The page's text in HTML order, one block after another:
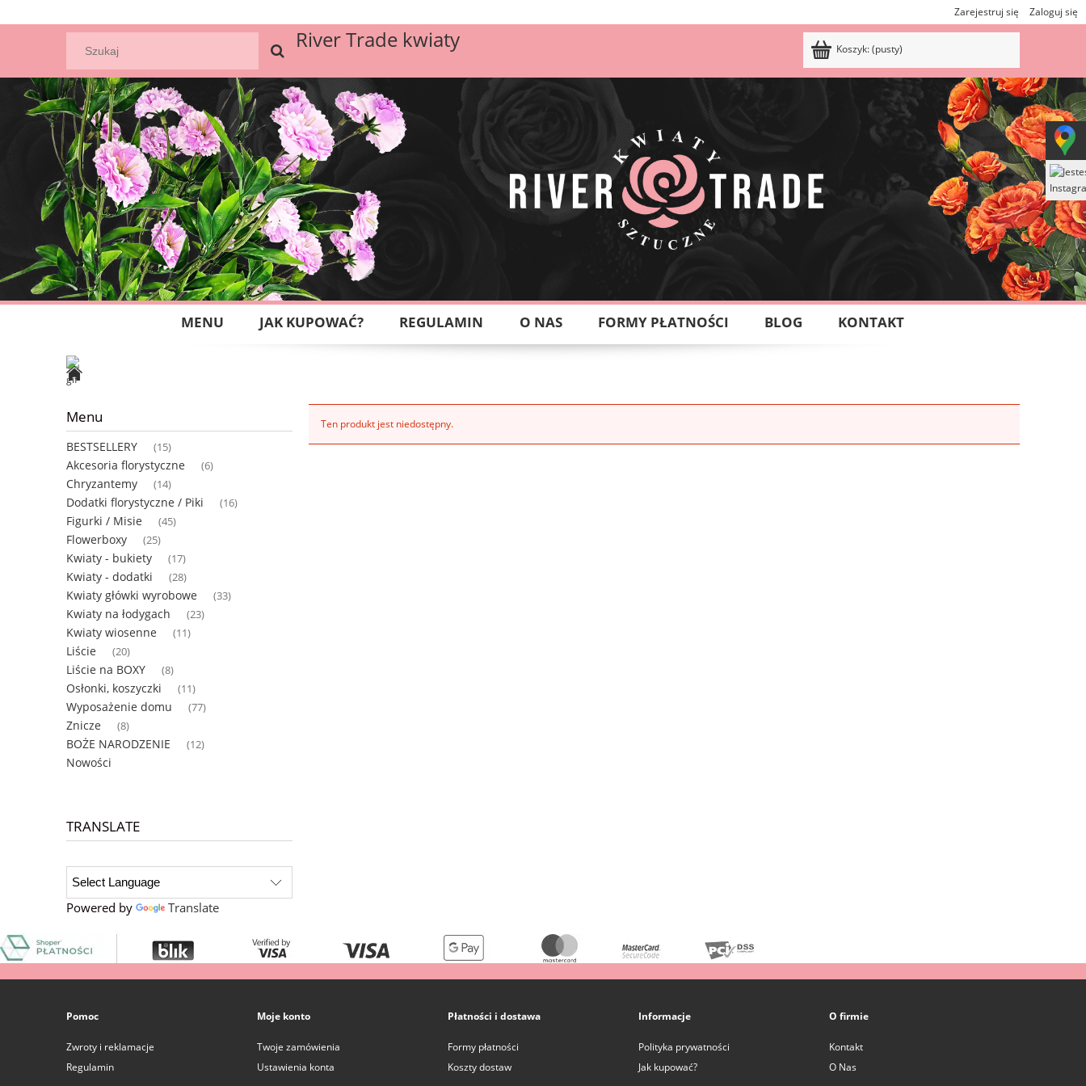
Zarejestruj się Zaloguj się
River Trade kwiaty Koszyk:(pusty)
MENU JAK KUPOWAĆ? REGULAMIN O NAS FORMY PŁATNOŚCI BLOG KONTAKT
Menu
BESTSELLERY (15)
Akcesoria florystyczne (6)
Chryzantemy (14)
Dodatki florystyczne / Piki (16)
Figurki / Misie (45)
Flowerboxy (25)
Kwiaty - bukiety (17)
Kwiaty - dodatki (28)
Kwiaty główki wyrobowe (33)
Kwiaty na łodygach (23)
Kwiaty wiosenne (11)
Liście (20)
Liście na BOXY (8)
Osłonki, koszyczki (11)
Wyposażenie domu (77)
Znicze (8)
BOŻE NARODZENIE (12)
Nowości
TRANSLATE
Powered by Translate
Ten produkt jest niedostępny.
Pomoc
Zwroty i reklamacje
Regulamin
Moje konto
Twoje zamówienia
Ustawienia konta
Płatności i dostawa
Formy płatności
Koszty dostaw
Informacje
Polityka prywatności
Jak kupować?
O firmie
Kontakt
O Nas